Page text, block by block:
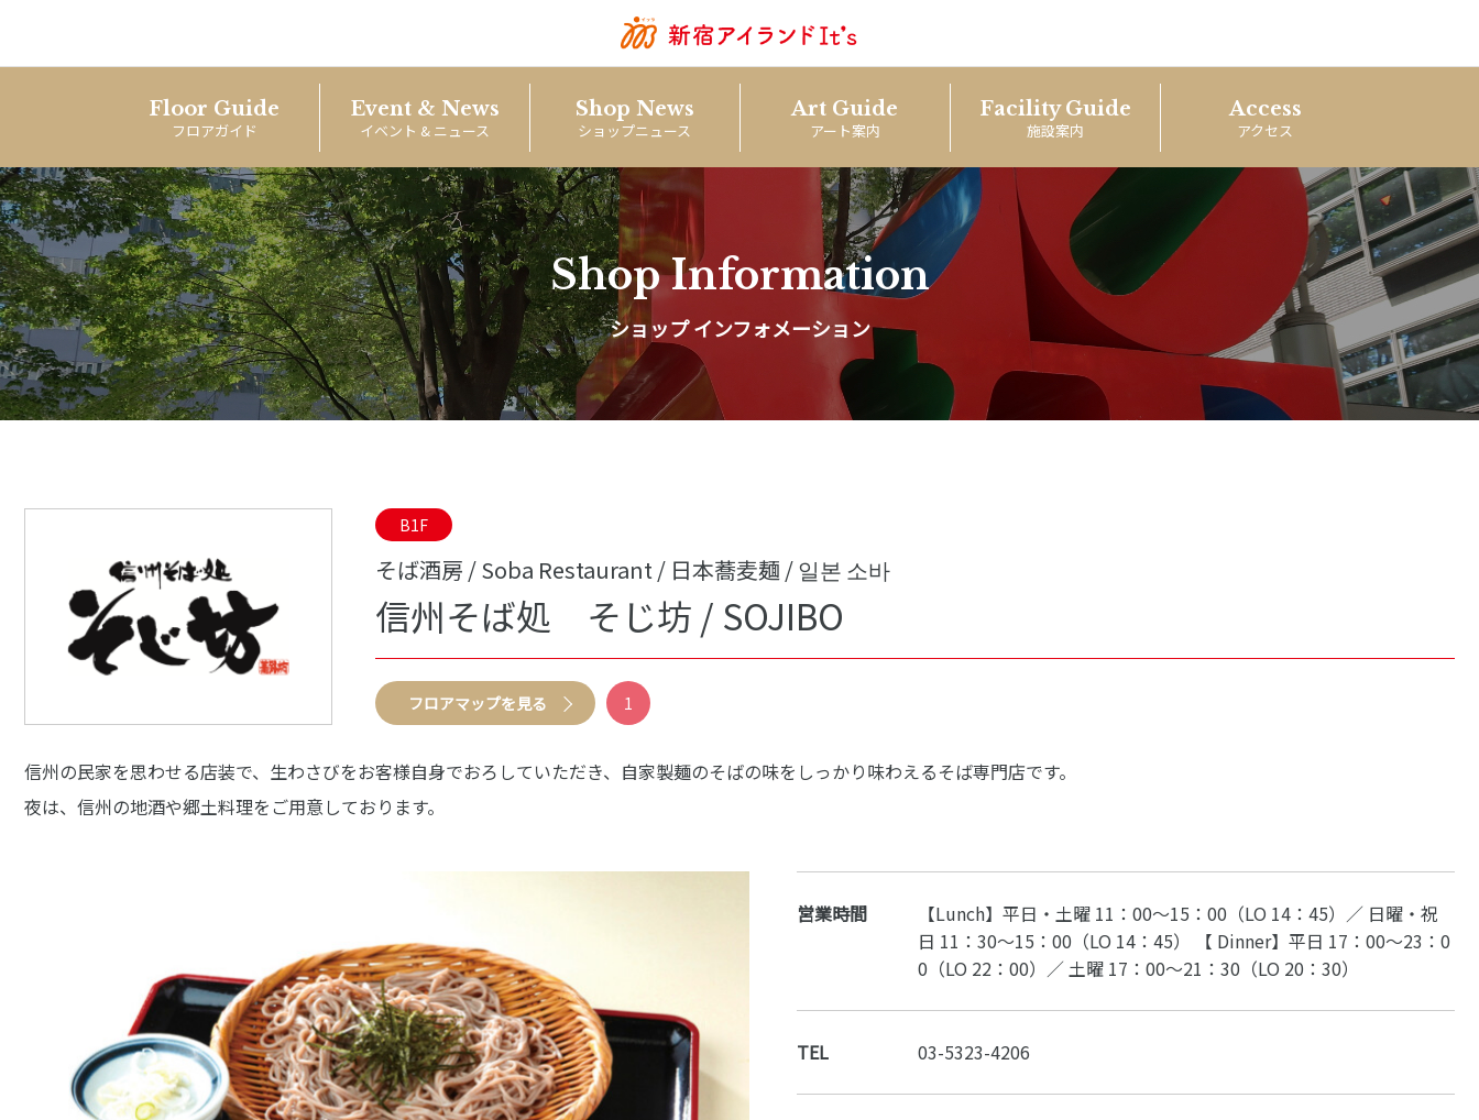
Floor Guide
フロアガイド
Event & News
イベント & ニュース
Shop News
ショップニュース
Art Guide
アート案内
Facility Guide
施設案内
Access
アクセス
Shop Information
ショップ インフォメーション
B1F
そば酒房 / Soba Restaurant / 日本蕎麦麺 / 일본 소바
信州そば処 そじ坊 / SOJIBO
フロアマップを見る 1
信州の民家を思わせる店装で、生わさびをお客様自身でおろしていただき、自家製麺のそばの味をしっかり味わえるそば専門店です。
夜は、信州の地酒や郷土料理をご用意しております。
営業時間
【Lunch】平日・土曜 11：00～15：00（LO 14：45）／ 日曜・祝
日 11：30～15：00（LO 14：45） 【 Dinner】平日 17：00～23：0
0（LO 22：00）／ 土曜 17：00～21：30（LO 20：30）
TEL 03-5323-4206